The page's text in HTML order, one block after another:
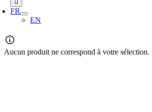
FR
EN
Aucun produit ne correspond à votre sélection.